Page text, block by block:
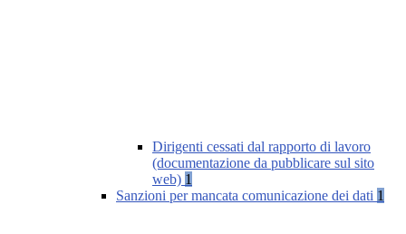
Dirigenti cessati dal rapporto di lavoro
(documentazione da pubblicare sul sito
web) 1
Sanzioni per mancata comunicazione dei dati 1